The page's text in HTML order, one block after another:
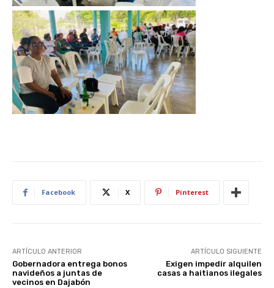
Facebook X Pinterest
ARTÍCULO ANTERIOR
Gobernadora entrega bonos
navideños a juntas de
vecinos en Dajabón
ARTÍCULO SIGUIENTE
Exigen impedir alquilen
casas a haitianos ilegales